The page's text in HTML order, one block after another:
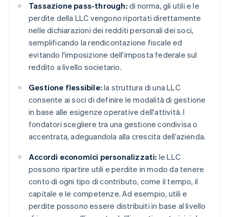
Tassazione pass-through: di norma, gli utili e le
perdite della LLC vengono riportati direttamente
nelle dichiarazioni dei redditi personali dei soci,
semplificando la rendicontazione fiscale ed
evitando l'imposizione dell'imposta federale sul
reddito a livello societario.
Gestione flessibile: la struttura di una LLC
consente ai soci di definire le modalità di gestione
in base alle esigenze operative dell'attività. I
fondatori scegliere tra una gestione condivisa o
accentrata, adeguandola alla crescita dell’azienda.
Accordi economici personalizzati: le LLC
possono ripartire utili e perdite in modo da tenere
conto di ogni tipo di contributo, come il tempo, il
capitale e le competenze. Ad esempio, utili e
perdite possono essere distribuiti in base al livello